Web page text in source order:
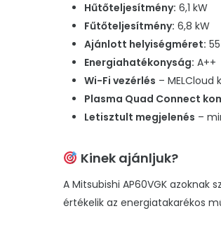
Hűtőteljesítmény: 6,1 kW
Fűtőteljesítmény: 6,8 kW
Ajánlott helyiségméret:
Energiahatékonyság: A++
Wi-Fi vezérlés – MELCloud
Plasma Quad Connect
Letisztult megjelenés –
Kinek ajánljuk?
A Mitsubishi AP60VGK azoknak
értékelik az energiatakarékos